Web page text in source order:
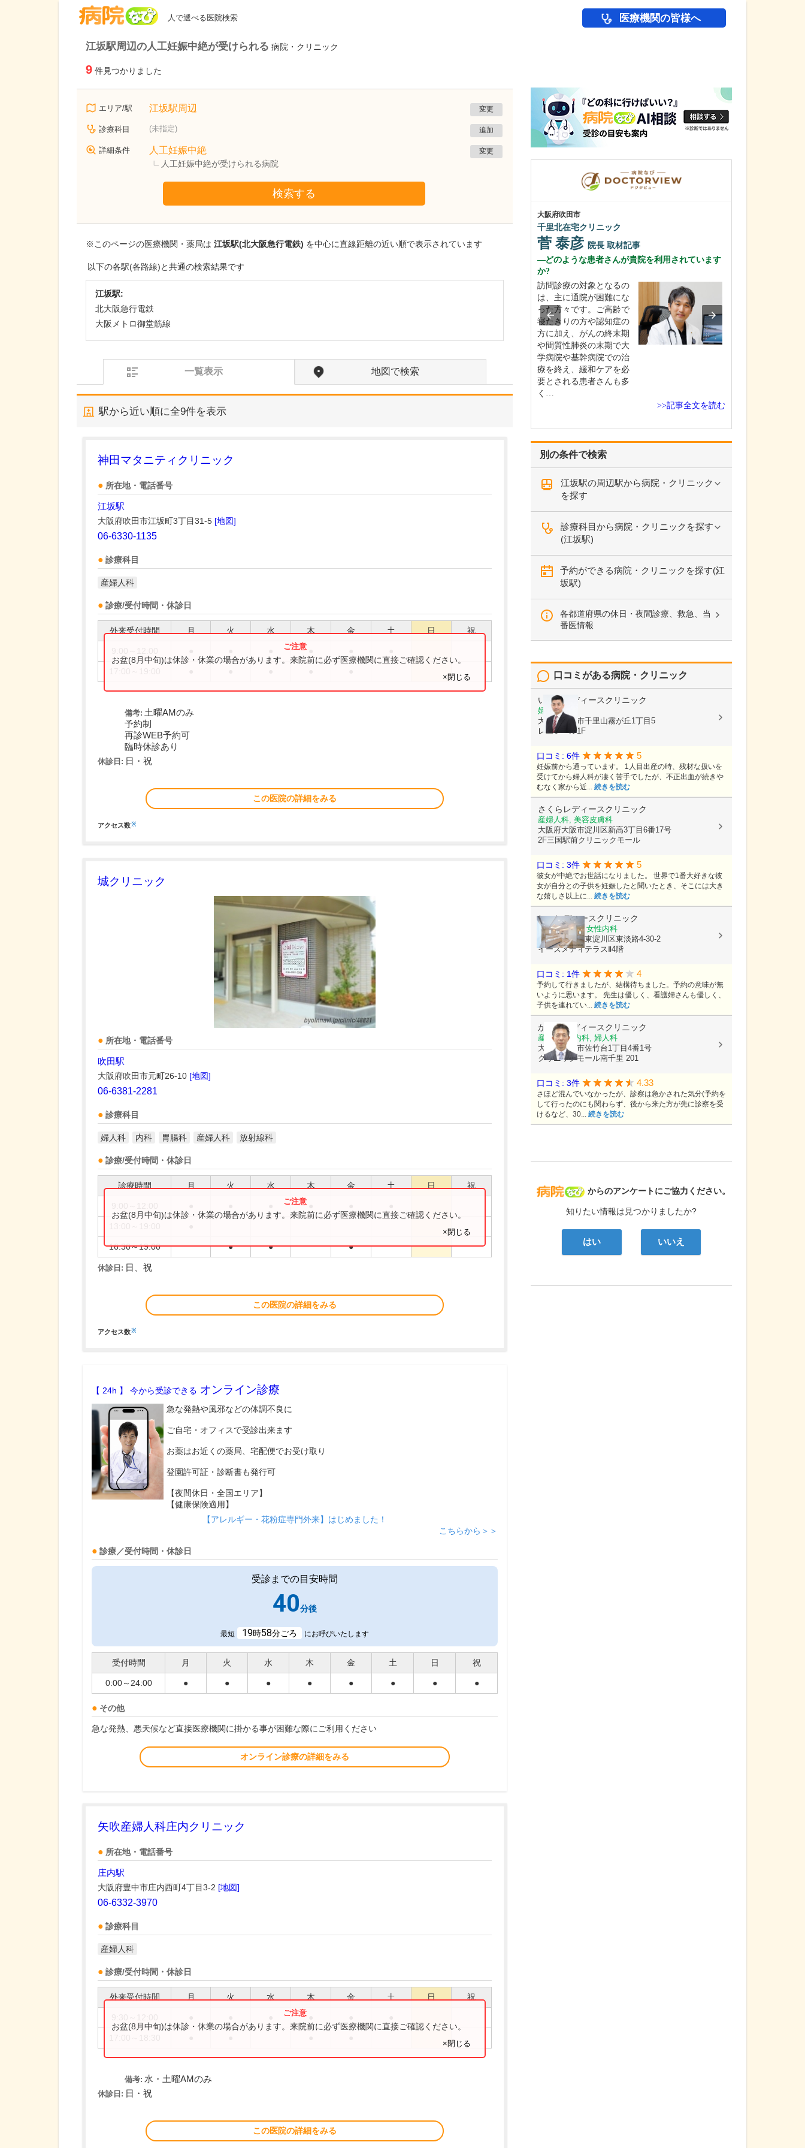
人で選べる医院検索 医療機関の皆様へ
江坂駅周辺の人工妊娠中絶が受けられる 病院・クリニック
9 件見つかりました
エリア/駅 江坂駅周辺 変更
診療科目 (未指定) 追加
詳細条件 人工妊娠中絶
人工妊娠中絶が受けられる病院
変更
検索する
※このページの医療機関・薬局は 江坂駅(北大阪急行電鉄) を中心に直線距離の近い順で表示されています
以下の各駅(各路線)と共通の検索結果です
江坂駅:
北大阪急行電鉄
大阪メトロ御堂筋線
一覧表示 地図で検索
駅から近い順に全9件を表示
神田マタニティクリニック
所在地・電話番号
江坂駅
大阪府吹田市江坂町3丁目31-5 [地図]
06-6330-1135
診療科目
産婦人科
診療/受付時間・休診日
外来受付時間 月 火 水 木 金 土 日 祝
お盆(8月中旬)は休診・休業の場合があります。来院前に必ず医療機関に直接ご確認ください。
×閉じる
備考: 土曜AMのみ
予約制
再診WEB予約可
臨時休診あり
休診日: 日・祝
この医院の詳細をみる
アクセス数※
城クリニック
所在地・電話番号
吹田駅
大阪府吹田市元町26-10 [地図]
06-6381-2281
診療科目
婦人科 内科 胃腸科 産婦人科 放射線科
診療/受付時間・休診日
診療時間 月 火 水 木 金 土 日 祝
16:30～19:00 ● ● ●
お盆(8月中旬)は休診・休業の場合があります。来院前に必ず医療機関に直接ご確認ください。
×閉じる
休診日: 日、祝
この医院の詳細をみる
アクセス数※
【 24h 】 今から受診できる オンライン診療
急な発熱や風邪などの体調不良に
ご自宅・オフィスで受診出来ます
お薬はお近くの薬局、宅配便でお受け取り
登園許可証・診断書も発行可
【夜間休日・全国エリア】
【健康保険適用】
【アレルギー・花粉症専門外来】はじめました！
こちらから＞＞
診療／受付時間・休診日
受診までの目安時間
40分後
最短 19時58分ごろ にお呼びいたします
受付時間 月 火 水 木 金 土 日 祝
0:00～24:00 ● ● ● ● ● ● ● ●
その他
急な発熱、悪天候など直接医療機関に掛かる事が困難な際にご利用ください
オンライン診療の詳細をみる
矢吹産婦人科庄内クリニック
所在地・電話番号
庄内駅
大阪府豊中市庄内西町4丁目3-2 [地図]
06-6332-3970
診療科目
産婦人科
診療/受付時間・休診日
外来受付時間 月 火 水 木 金 土 日 祝
お盆(8月中旬)は休診・休業の場合があります。来院前に必ず医療機関に直接ご確認ください。
×閉じる
備考: 水・土曜AMのみ
休診日: 日・祝
この医院の詳細をみる
別の条件で検索
江坂駅の周辺駅から病院・クリニック
を探す
診療科目から病院・クリニックを探す
(江坂駅)
予約ができる病院・クリニックを探す(江
坂駅)
各都道府県の休日・夜間診療、救急、当
番医情報
病院なび
からのアンケートにご協力ください。
知りたい情報は見つかりましたか?
はい いいえ
口コミがある病院・クリニック
いとうレディースクリニック
婦人科
大阪府吹田市千里山霧が丘1丁目5
レユシール1F
口コミ: 6件 5
妊娠前から通っています。 1人目出産の時、残材な扱いを
受けてから婦人科が凄く苦手でしたが、不正出血が続きや
むなく家から近... 続きを読む
さくらレディースクリニック
産婦人科, 美容皮膚科
大阪府大阪市淀川区新高3丁目6番17号
2F三国駅前クリニックモール
口コミ: 3件 5
彼女が中絶でお世話になりました。 世界で1番大好きな彼
女が自分との子供を妊娠したと聞いたとき、そこには大き
な嬉しさ以上に... 続きを読む
ヒロレディースクリニック
婦人科, 産科, 女性内科
大阪府大阪市東淀川区東淡路4-30-2
イーズメディテラスⅡ4階
口コミ: 1件 4
予約して行きましたが、結構待ちました。予約の意味が無
いように思います。 先生は優しく、看護婦さんも優しく、
子供を連れてい... 続きを読む
かまちレディースクリニック
産科, 女性内科, 婦人科
大阪府吹田市佐竹台1丁目4番1号
クリニックモール南千里 201
口コミ: 3件 4.33
さほど混んでいなかったが、診察は急かされた気分(予約を
して行ったのにも関わらず、後から来た方が先に診察を受
けるなど、30... 続きを読む
大阪府吹田市
千里北在宅クリニック
菅 泰彦 院長 取材記事
どのような患者さんが貴院を利用されています
か?
訪問診療の対象となるの
は、主に通院が困難にな
った方々です。ご高齢で
寝たきりの方や認知症の
方に加え、がんの終末期
や間質性肺炎の末期で大
学病院や基幹病院での治
療を終え、緩和ケアを必
要とされる患者さんも多
く…
>>記事全文を読む
中野富士見町耳鼻咽喉科
冨岡 亮太院長取材記事
ます。難聴は原因によっ
て治療法が異なるため、
こに…